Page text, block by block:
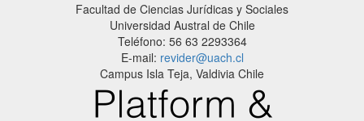
Facultad de Ciencias Jurídicas y Sociales
Universidad Austral de Chile
Teléfono: 56 63 2293364
E-mail: revider@uach.cl
Campus Isla Teja, Valdivia Chile